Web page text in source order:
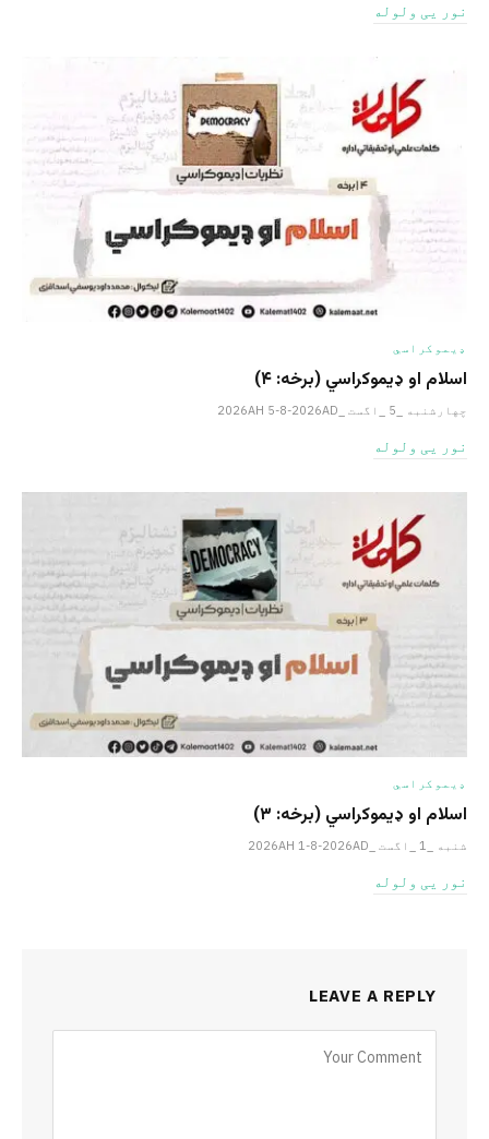
نور یی ولوله
ډیموکراسي
اسلام او ډیموکراسي (برخه: ۴)
چهارشنبه _5 _اگست _2026AH 5-8-2026AD
نور یی ولوله
ډیموکراسي
اسلام او ډیموکراسي (برخه: ۳)
شنبه _1 _اگست _2026AH 1-8-2026AD
نور یی ولوله
LEAVE A REPLY